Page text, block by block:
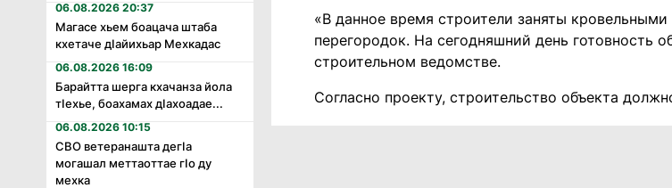
06.08.2026 20:37
Магасе хьем боацача штаба
кхетаче дӏайихьар Мехкадас
06.08.2026 16:09
Барайтта шерга кхачанза йола
тӏехье, боахамах дӏахоадае...
06.08.2026 10:15
СВО ветеранашта дегӏа
могашал меттаоттае гӏо ду
мехка
«В данное время строители заняты
перегородок. На сегодняшний день готовность
строительном ведомстве.
Согласно проекту, строительство объекта